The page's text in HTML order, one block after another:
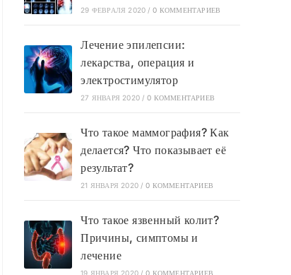
29 ФЕВРАЛЯ 2020 / 0 КОММЕНТАРИЕВ
Лечение эпилепсии:
лекарства, операция и
электростимулятор
27 ЯНВАРЯ 2020 / 0 КОММЕНТАРИЕВ
Что такое маммография? Как
делается? Что показывает её
результат?
21 ЯНВАРЯ 2020 / 0 КОММЕНТАРИЕВ
Что такое язвенный колит?
Причины, симптомы и
лечение
19 ЯНВАРЯ 2020 / 0 КОММЕНТАРИЕВ